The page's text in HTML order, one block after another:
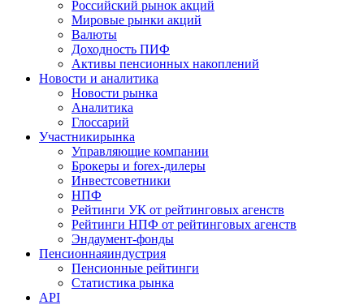
Российский рынок акций
Мировые рынки акций
Валюты
Доходность ПИФ
Активы пенсионных накоплений
Новости и аналитика
Новости рынка
Аналитика
Глоссарий
Участникирынка
Управляющие компании
Брокеры и forex-дилеры
Инвестсоветники
НПФ
Рейтинги УК от рейтинговых агенств
Рейтинги НПФ от рейтинговых агенств
Эндаумент-фонды
Пенсионнаяиндустрия
Пенсионные рейтинги
Статистика рынка
API